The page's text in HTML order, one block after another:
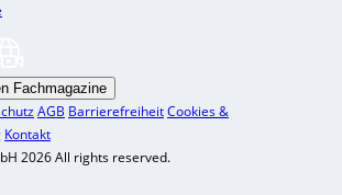
Fachmagazine
AGB BarrierefreiheitCookies &
Kontakt
2026 All rights reserved.